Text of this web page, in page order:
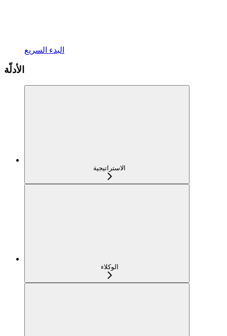
البدء السريع
الأدلّة
الاستراتيجية
الوكلاء